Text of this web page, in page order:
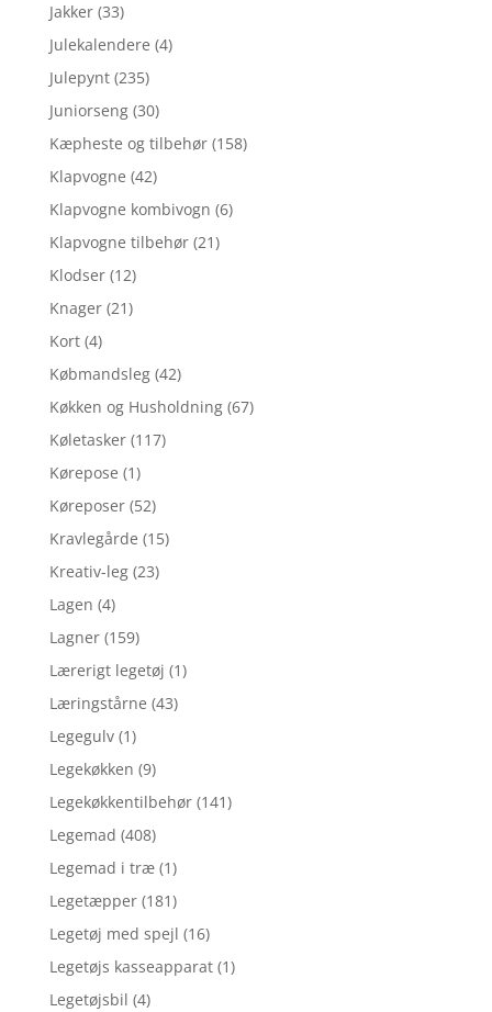
Jakker (33)
Julekalendere (4)
Julepynt (235)
Juniorseng (30)
Kæpheste og tilbehør (158)
Klapvogne (42)
Klapvogne kombivogn (6)
Klapvogne tilbehør (21)
Klodser (12)
Knager (21)
Kort (4)
Købmandsleg (42)
Køkken og Husholdning (67)
Køletasker (117)
Kørepose (1)
Køreposer (52)
Kravlegårde (15)
Kreativ-leg (23)
Lagen (4)
Lagner (159)
Lærerigt legetøj (1)
Læringstårne (43)
Legegulv (1)
Legekøkken (9)
Legekøkkentilbehør (141)
Legemad (408)
Legemad i træ (1)
Legetæpper (181)
Legetøj med spejl (16)
Legetøjs kasseapparat (1)
Legetøjsbil (4)